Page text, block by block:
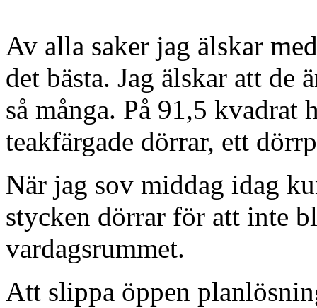
Av alla saker jag älskar
det bästa. Jag älskar att
så många. På 91,5 kvadrat
teakfärgade dörrar, ett
När jag sov middag idag
stycken dörrar för att inte
vardagsrummet.
Att slippa öppen